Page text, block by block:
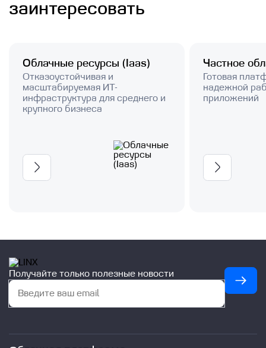
заинтересовать
Облачные ресурсы (Iaas)
Отказоустойчивая и
масштабируемая ИТ-
инфраструктура для среднего и
крупного бизнеса
Частное
Готовая
надежной
приложений
Получайте только полезные новости